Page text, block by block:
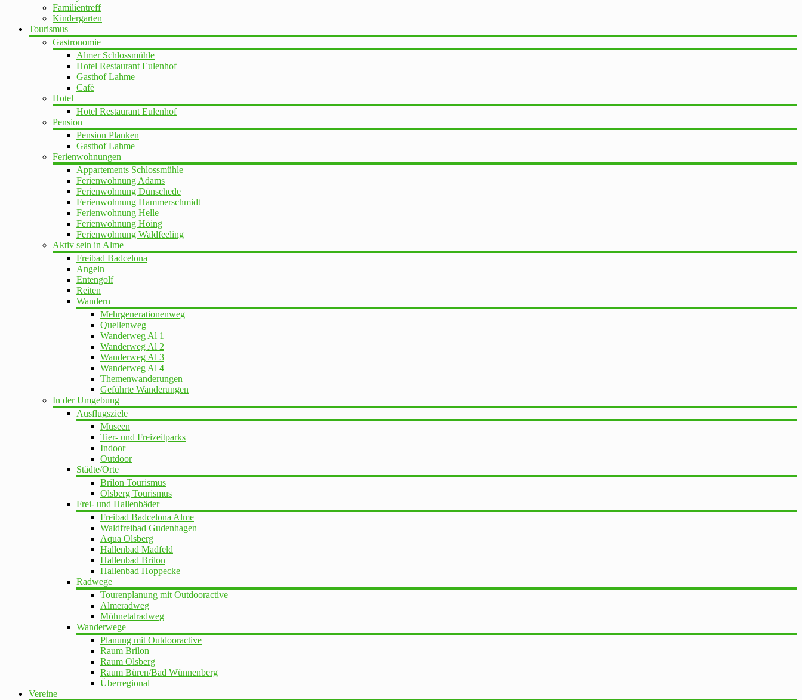
Familientreff
Kindergarten
Tourismus
Gastronomie
Almer Schlossmühle
Hotel Restaurant Eulenhof
Gasthof Lahme
Cafè
Hotel
Hotel Restaurant Eulenhof
Pension
Pension Planken
Gasthof Lahme
Ferienwohnungen
Appartements Schlossmühle
Ferienwohnung Adams
Ferienwohnung Dünschede
Ferienwohnung Hammerschmidt
Ferienwohnung Helle
Ferienwohnung Höing
Ferienwohnung Waldfeeling
Aktiv sein in Alme
Freibad Badcelona
Angeln
Entengolf
Reiten
Wandern
Mehrgenerationenweg
Quellenweg
Wanderweg Al 1
Wanderweg Al 2
Wanderweg Al 3
Wanderweg Al 4
Themenwanderungen
Geführte Wanderungen
In der Umgebung
Ausflugsziele
Museen
Tier- und Freizeitparks
Indoor
Outdoor
Städte/Orte
Brilon Tourismus
Olsberg Tourismus
Frei- und Hallenbäder
Freibad Badcelona Alme
Waldfreibad Gudenhagen
Aqua Olsberg
Hallenbad Madfeld
Hallenbad Brilon
Hallenbad Hoppecke
Radwege
Tourenplanung mit Outdooractive
Almeradweg
Möhnetalradweg
Wanderwege
Planung mit Outdooractive
Raum Brilon
Raum Olsberg
Raum Büren/Bad Wünnenberg
Überregional
Vereine